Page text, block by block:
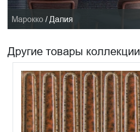
Марокко / Далия
Другие товары коллекции